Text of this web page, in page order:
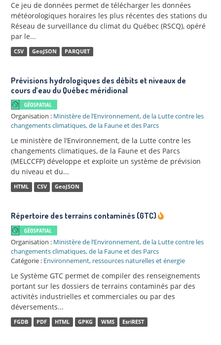
Ce jeu de données permet de télécharger les données
météorologiques horaires les plus récentes des stations du
Réseau de surveillance du climat du Québec (RSCQ), opéré
par le...
CSV GeoJSON PARQUET
Prévisions hydrologiques des débits et niveaux de
cours d’eau du Québec méridional
Organisation : Ministère de l’Environnement, de la Lutte contre les
changements climatiques, de la Faune et des Parcs
Le ministère de l’Environnement, de la Lutte contre les
changements climatiques, de la Faune et des Parcs
(MELCCFP) développe et exploite un système de prévision
du niveau et du...
HTML CSV GeoJSON
Répertoire des terrains contaminés (GTC)
Organisation : Ministère de l’Environnement, de la Lutte contre les
changements climatiques, de la Faune et des Parcs
Catégorie : Environnement, ressources naturelles et énergie
Le Système GTC permet de compiler des renseignements
portant sur les dossiers de terrains contaminés par des
activités industrielles et commerciales ou par des
déversements...
FGDB PDF HTML GPKG WMS EsriREST